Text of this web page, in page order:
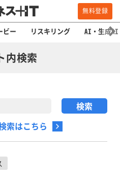
無料登録
ビー リスキリング AI・生成AI
内検索
索はこちら